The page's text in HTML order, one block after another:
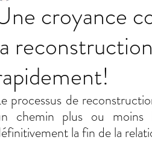
Gestion des conflits
et cadre thérapeuthique
croyance
processus de
chemin plus ou moins
la fin de la